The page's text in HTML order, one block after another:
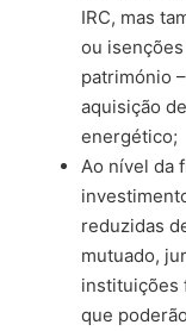
IRC, mas
ou
património
aquisição
energético;
Ao nível da
reduzidas
mutuado,
instituições
que